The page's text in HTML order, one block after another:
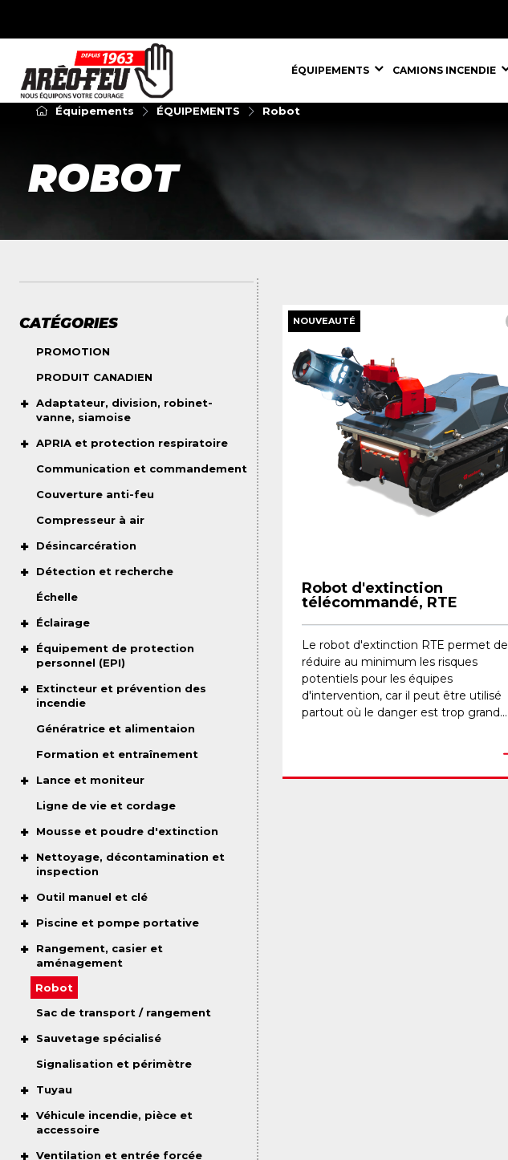
ÉQUIPEMENTS,
ÉQUIPEMENTS ÉQUIPEMENTS,
CAMIONS INCENDIE
Équipements ÉQUIPEMENTS Robot
ROBOT
CATÉGORIES
PROMOTION
PRODUIT CANADIEN
Adaptateur, division, robinet-
vanne, siamoise
APRIA et protection respiratoire
Communication et commandement
Couverture anti-feu
Compresseur à air
Désincarcération
Détection et recherche
Échelle
Éclairage
Équipement de protection
personnel (EPI)
Extincteur et prévention des
incendie
Génératrice et alimentaion
Formation et entraînement
Lance et moniteur
Ligne de vie et cordage
Mousse et poudre d'extinction
Nettoyage, décontamination et
inspection
Outil manuel et clé
Piscine et pompe portative
Rangement, casier et
aménagement
Robot
Sac de transport / rangement
Sauvetage spécialisé
Signalisation et périmètre
Tuyau
Véhicule incendie, pièce et
accessoire
Ventilation et entrée forcée
NOUVEAUTÉ
Robot d'extinction
télécommandé, RTE
Le robot d'extinction RTE permet de
réduire au minimum les risques
potentiels pour les équipes
d'intervention, car il peut être utilisé
partout où le danger est trop grand...